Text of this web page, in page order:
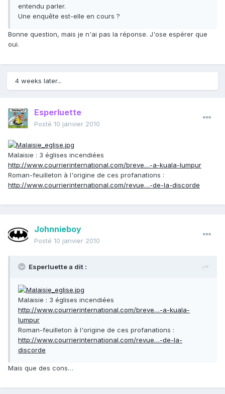
entendu parler.
Une enquête est-elle en cours ?
Bonne question, mais je n'ai pas la réponse. J'ose espérer que
oui.
4 weeks later...
Esperluette
Posté 10 janvier 2010
Malaisie : 3 églises incendiées
http://www.courrierinternational.com/breve…-a-kuala-lumpur
Roman-feuilleton à l'origine de ces profanations :
http://www.courrierinternational.com/revue…-de-la-discorde
Johnnieboy
Posté 10 janvier 2010
Esperluette a dit :
Malaisie : 3 églises incendiées
http://www.courrierinternational.com/breve…-a-kuala-
lumpur
Roman-feuilleton à l'origine de ces profanations :
http://www.courrierinternational.com/revue…-de-la-
discorde
Mais que des cons…